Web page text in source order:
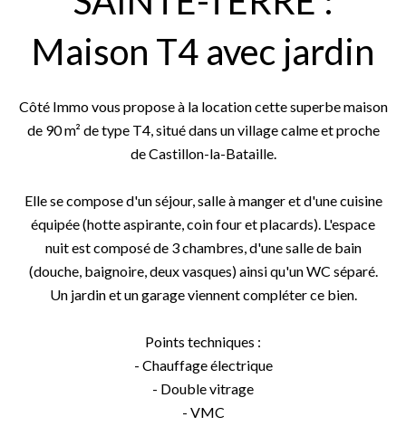
Maison T4 avec jardin
Côté Immo vous propose à la location cette superbe maison
de 90 m² de type T4, situé dans un village calme et proche
de Castillon-la-Bataille.
Elle se compose d'un séjour, salle à manger et d'une cuisine
équipée (hotte aspirante, coin four et placards). L'espace
nuit est composé de 3 chambres, d'une salle de bain
(douche, baignoire, deux vasques) ainsi qu'un WC séparé.
Un jardin et un garage viennent compléter ce bien.
Points techniques :
- Chauffage électrique
- Double vitrage
- VMC